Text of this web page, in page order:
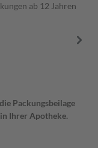
ab 12 Jahren
Packungsbeilage
Ihrer Apotheke.